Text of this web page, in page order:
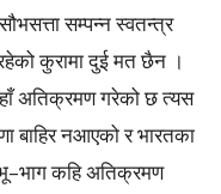
सम्पन्न स्वतन्त्र
कुरामा दुई मत छैन ।
अतिक्रमण गरेको छ त्यस
बाहिर नआएको र भारतका
कहि अतिक्रमण